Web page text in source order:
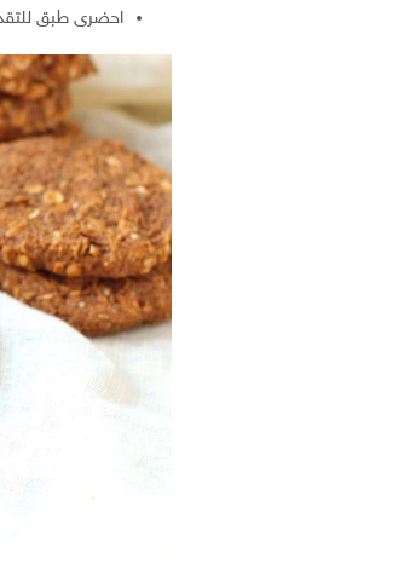
احضرى طبق